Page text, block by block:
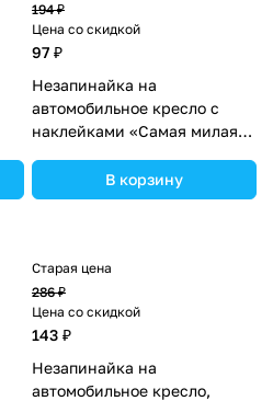
194 ₽
Цена со скидкой
97 ₽
Незапинайка на
автомобильное кресло с
наклейками «Самая милая»
В корзину
Старая цена
286 ₽
Цена со скидкой
143 ₽
Незапинайка на
автомобильное кресло,